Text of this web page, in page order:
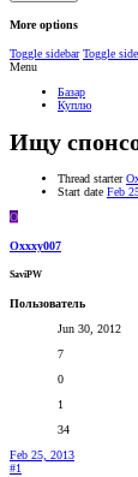
More options
Toggle sidebar Toggle
Menu
Базар
Куплю
Ищу
Thread starter
Start date Feb
O
Oxxxy007
SaviPW
Пользователь
Jun 30, 2012
7
0
1
34
Feb 25, 2013
#1